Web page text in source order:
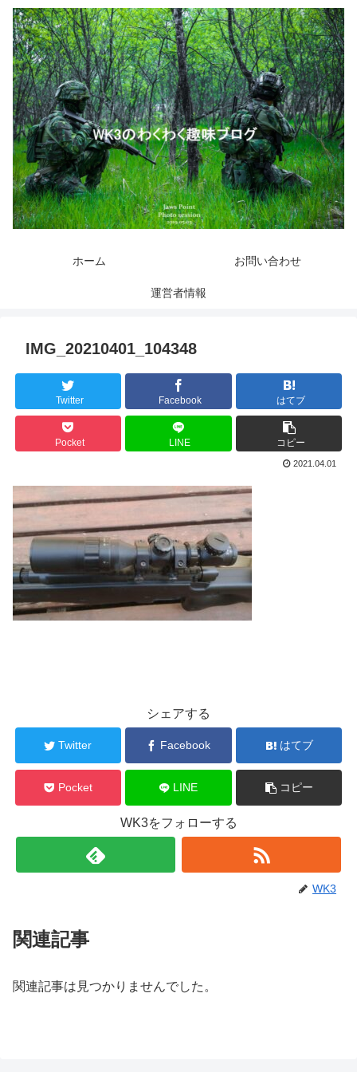
ホーム お問い合わせ
運営者情報
IMG_20210401_104348
Twitter Facebook はてブ
Pocket LINE コピー
2021.04.01
シェアする
Twitter Facebook はてブ
Pocket LINE コピー
WK3をフォローする
WK3
関連記事
関連記事は見つかりませんでした。